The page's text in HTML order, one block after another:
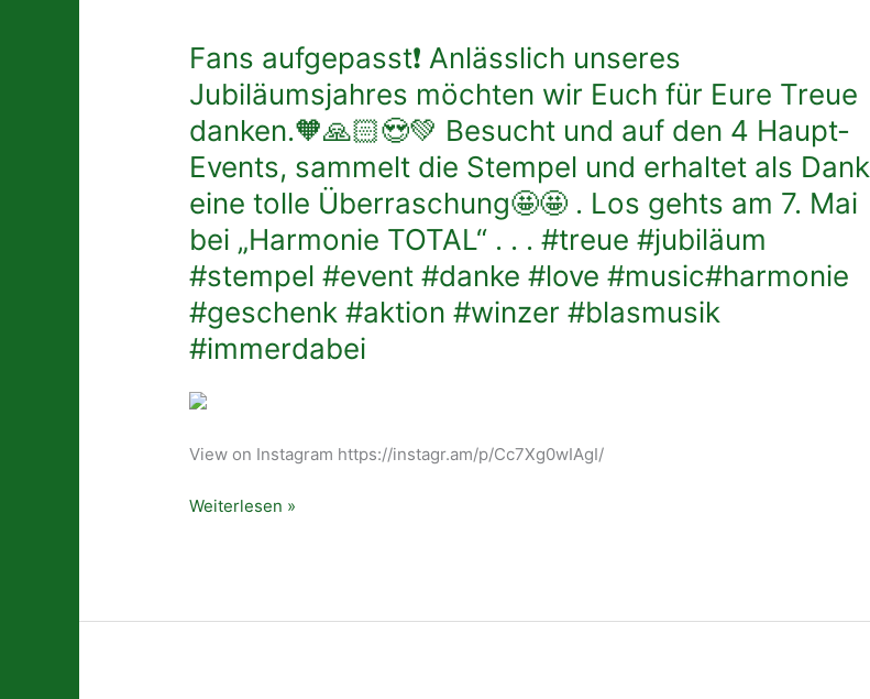
#orange
#vereinsleben
#party
#dorfleben
#orchester
#solo
ihr
Lieben
🙏🏻
🥰
.
.
#konzert
#comeback
#leiwen
#mosel
#wein
#programm
#blasmusik
#forum
#sound
#ready
#show
Fans aufgepasst❗️ Anlässlich unseres
Jubiläumsjahres möchten wir Euch für Eure Treue
danken.🧡🙏🏻😍💚 Besucht und auf den 4 Haupt-
Events, sammelt die Stempel und erhaltet als Dank
eine tolle Überraschung🤩🤩 . Los gehts am 7. Mai
bei „Harmonie TOTAL“ . . . #treue #jubiläum
#stempel #event #danke #love #music#harmonie
#geschenk #aktion #winzer #blasmusik
#immerdabei
View on Instagram https://instagr.am/p/Cc7Xg0wIAgI/
Fans
aufgepasst❗️
Anlässlich
unseres
Jubiläumsjahres
möchten
wir
Euch
für
Eure
Treue
danken.
🙏🏻
💚
und
Weiterlesen »